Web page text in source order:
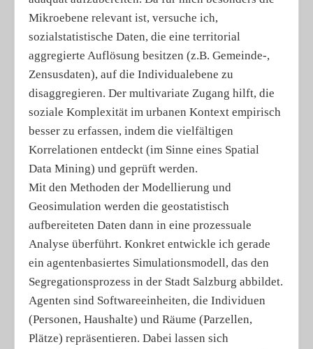
Mikroebene relevant ist, versuche ich,
sozialstatistische Daten, die eine territorial
aggregierte Auflösung besitzen (z.B. Gemeinde-,
Zensusdaten), auf die Individualebene zu
disaggregieren. Der multivariate Zugang hilft, die
soziale Komplexität im urbanen Kontext empirisch
besser zu erfassen, indem die vielfältigen
Korrelationen entdeckt (im Sinne eines Spatial
Data Mining) und geprüft werden.
Mit den Methoden der Modellierung und
Geosimulation werden die geostatistisch
aufbereiteten Daten dann in eine prozessuale
Analyse überführt. Konkret entwickle ich gerade
ein agentenbasiertes Simulationsmodell, das den
Segregationsprozess in der Stadt Salzburg abbildet.
Agenten sind Softwareeinheiten, die Individuen
(Personen, Haushalte) und Räume (Parzellen,
Plätze) repräsentieren. Dabei lassen sich